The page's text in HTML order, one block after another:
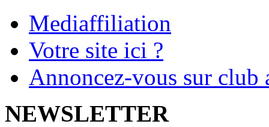
Mediaffiliation
Votre site ici ?
Annoncez-vous sur
NEWSLETTER